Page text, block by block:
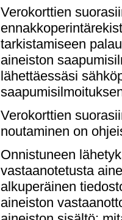
Verokorttien
tarkistamiseen
aineiston
lähettäessäsi
Verokorttien
noutaminen on
Onnistuneen
vastaanotetusta
alkuperäinen
aineiston